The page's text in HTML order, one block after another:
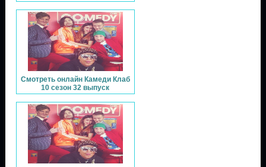
Смотреть онлайн Камеди Клаб
10 сезон 32 выпуск